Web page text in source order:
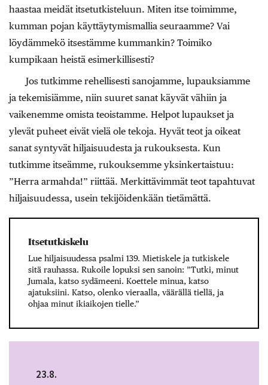
haastaa meidät itsetutkisteluun. Miten itse toimimme,
kumman pojan käyttäytymismallia seuraamme? Vai
löydämmekö itsestämme kummankin? Toimiko
kumpikaan heistä esimerkillisesti?
Jos tutkimme rehellisesti sanojamme, lupauksiamme
ja tekemisiämme, niin suuret sanat käyvät vähiin ja
vaikenemme omista teoistamme. Helpot lupaukset ja
ylevät puheet eivät vielä ole tekoja. Hyvät teot ja oikeat
sanat syntyvät hiljaisuudesta ja rukouksesta. Kun
tutkimme itseämme, rukouksemme yksinkertaistuu:
”Herra armahda!” riittää. Merkittävimmät teot tapahtuvat
hiljaisuudessa, usein tekijöidenkään tietämättä.
Itsetutkiskelu
Lue hiljaisuudessa psalmi 139. Mietiskele ja tutkiskele
sitä rauhassa. Rukoile lopuksi sen sanoin: ”Tutki, minut
Jumala, katso sydämeeni. Koettele minua, katso
ajatuksiini. Katso, olenko vieraalla, väärällä tiellä, ja
ohjaa minut ikiaikojen tielle.”
23.8.